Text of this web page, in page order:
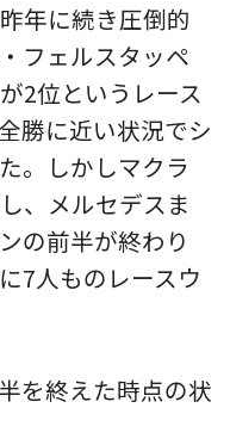
年に続き圧倒的
フェルスタッペ
2位というレース
勝に近い状況でシ
。しかしマクラ
、メルセデスま
の前半が終わり
7人ものレースウ
を終えた時点の状